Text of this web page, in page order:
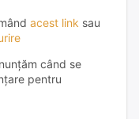
acest link sau
când se
pentru